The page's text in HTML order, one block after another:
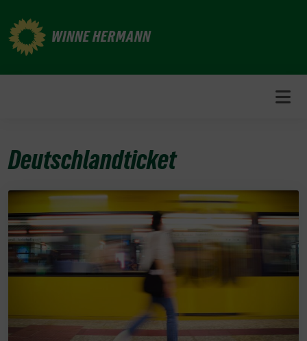
zum
Inhalt
WINNE HERMANN
Deutschlandticket